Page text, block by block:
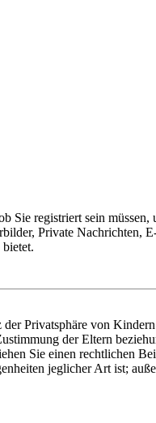
registriert sein
Private Nachrichten,
Privatsphäre von
der Eltern
Sie einen rechtlichen
jeglicher Art ist;